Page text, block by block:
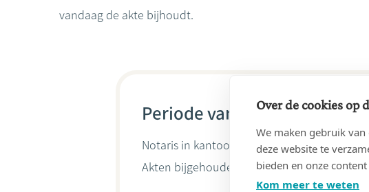
vandaag de akte bijhoudt.
Periode van 01/05/2022 tot
Notaris in kantoor Jeroom Creytens,
Akten bijgehouden doorJeroom Creytens
Over de cookies op
We maken gebruik
deze website te
bieden en onze
Kom meer te weten